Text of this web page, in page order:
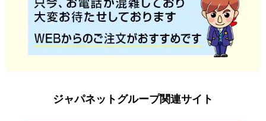
ジャパネットグループ関連サイト